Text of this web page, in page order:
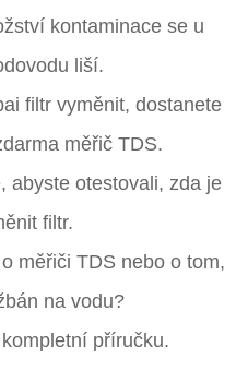
kontaminace se u
liší.
filtr vyměnit, dostanete
měřič TDS.
abyste otestovali, zda je
filtr.
měřiči TDS nebo o tom,
na vodu?
příručku.